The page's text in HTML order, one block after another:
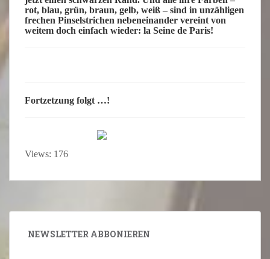
rot, blau, grün, braun, gelb, weiß – sind in unzähligen
frechen Pinselstrichen nebeneinander vereint von
weitem doch einfach wieder: la Seine de Paris!
Fortzetzung folgt …!
Views: 176
NEWSLETTER ABBONIEREN